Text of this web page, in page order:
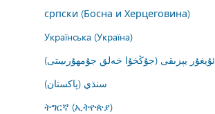
српски (Босна и Херцеговина)
Українська (Україна)
ئۇيغۇر يېزىقى (جۇڭخۇا خەلق جۇمھۇرىيىتى)
سنڌي (پاکستان)
ትግርኛ (ኢትዮጵያ)